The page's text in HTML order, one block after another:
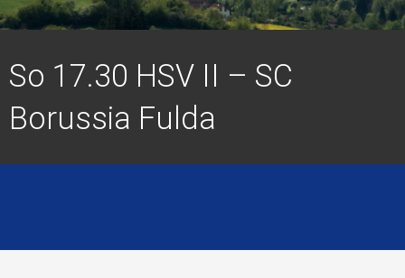
So 17.30 HSV II – SC
Borussia Fulda